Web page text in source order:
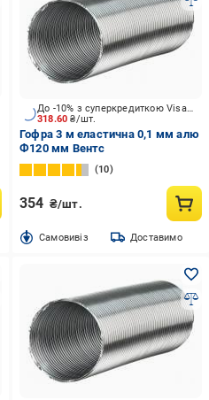
318.60₴/шт.
До -10% з суперкредиткою Visa Вигода
Гофра 3 м еластична 0,1 мм алю
Ф120 мм Вентс
10
354 ₴/шт.
Cамовивіз Доставимо